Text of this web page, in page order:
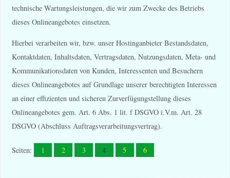
technische Wartungsleistungen, die wir zum Zwecke des Betriebs
dieses Onlineangebotes einsetzen.
Hierbei verarbeiten wir, bzw. unser Hostinganbieter Bestandsdaten,
Kontaktdaten, Inhaltsdaten, Vertragsdaten, Nutzungsdaten, Meta- und
Kommunikationsdaten von Kunden, Interessenten und Besuchern
dieses Onlineangebotes auf Grundlage unserer berechtigten Interessen
an einer effizienten und sicheren Zurverfügungstellung dieses
Onlineangebotes gem. Art. 6 Abs. 1 lit. f DSGVO i.V.m. Art. 28
DSGVO (Abschluss Auftragsverarbeitungsvertrag).
Seiten: 1 2 3 4 5 6